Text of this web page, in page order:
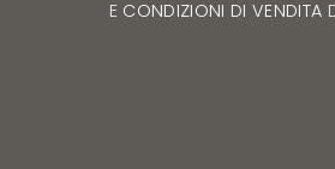
E CONDIZIONI DI VENDITA